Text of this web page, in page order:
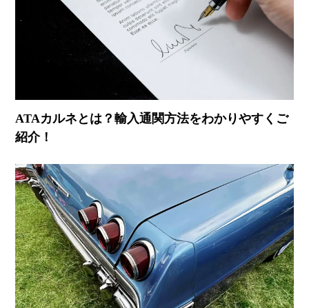
ATAカルネとは？輸入通関方法をわかりやすくご
紹介！